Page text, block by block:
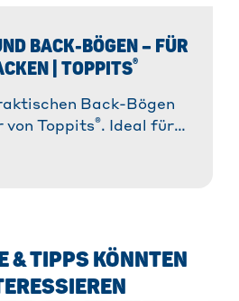
BACK-BÖGEN – FÜR
| TOPPITS®
Back-Bögen
von Toppits®. Ideal für
& TIPPS KÖNNTEN